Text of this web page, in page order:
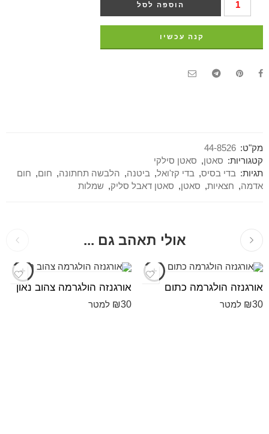
הוספה לסל
קנה עכשיו
מק"ט: 44-8526
קטגוריות: סאטן, סאטן סילקי
תגיות: בדי בסיס, בדי קז'ואל, ביטנה, הלבשה תחתונה, חום, חום
אדמה, חצאיות, סאטן, סאטן דאבל סליק, שמלות
אולי תאהב גם ...
אורגנזה הולגרמה כתום
₪30 למטר
אורגנזה הולגרמה צהוב נאון
₪30 למטר